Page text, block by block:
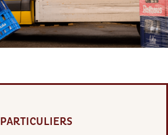
PARTICULIERS